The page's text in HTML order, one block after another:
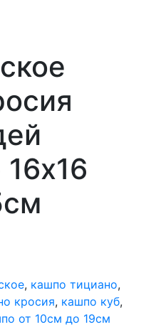
, кашпо тициано,
кросия, кашпо куб,
от 10см до 19см